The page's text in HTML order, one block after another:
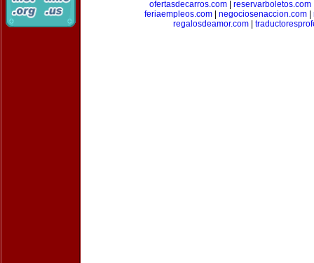
ofertasdecarros.com| reservarboletos.com
feriaempleos.com
negociosenaccion.com
regalosdeamor.com